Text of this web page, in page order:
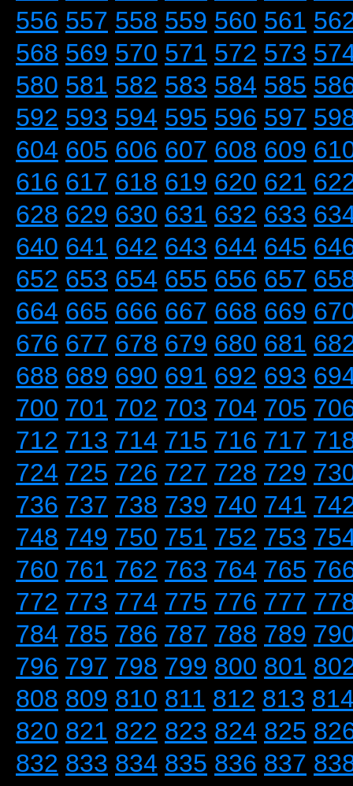
556 557 558 559 560 561
568 569 570 571 572 573
580 581 582 583 584 585
592 593 594 595 596 597
604 605 606 607 608 609
616 617 618 619 620 621
628 629 630 631 632 633
640 641 642 643 644 645
652 653 654 655 656 657
664 665 666 667 668 669
676 677 678 679 680 681
688 689 690 691 692 693
700 701 702 703 704 705
712 713 714 715 716 717
724 725 726 727 728 729
736 737 738 739 740 741
748 749 750 751 752 753
760 761 762 763 764 765
772 773 774 775 776 777
784 785 786 787 788 789
796 797 798 799 800 801
808 809 810 811 812 813
820 821 822 823 824 825
832 833 834 835 836 837